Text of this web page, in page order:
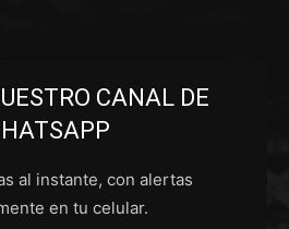
CANAL DE
al instante, con alertas
en tu celular.